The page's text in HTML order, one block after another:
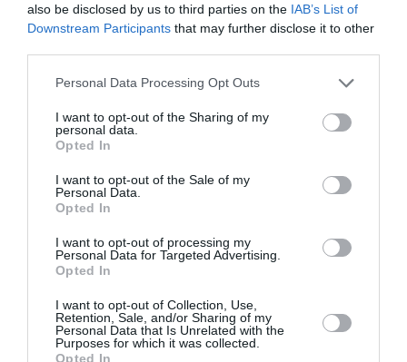
also be disclosed by us to third parties on the IAB’s List of
Downstream Participants that may further disclose it to other
Personal Data Processing Opt Outs
I want to opt-out of the Sharing of my
personal data.
Opted In
I want to opt-out of the Sale of my
Personal Data.
Opted In
I want to opt-out of processing my
Personal Data for Targeted Advertising.
Opted In
I want to opt-out of Collection, Use,
Retention, Sale, and/or Sharing of my
Personal Data that Is Unrelated with the
Purposes for which it was collected.
Opted In
Elenco delle Tesorerie Provinciali
Domanda di Borsa di studio
Dichiarazione del Borsista
Lettera di impegno